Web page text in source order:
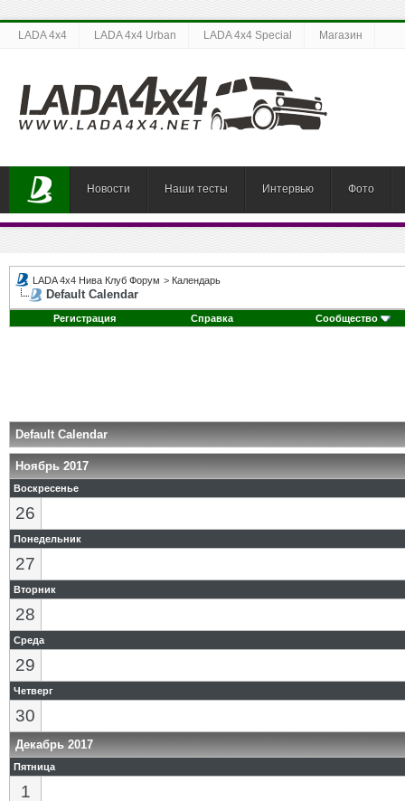
LADA 4x4 LADA 4x4 Urban LADA 4x4 Special Магазин
Новости Наши тесты Интервью Фото
LADA 4x4 Нива Клуб Форум > Календарь
Default Calendar
Регистрация Справка Сообщество
Default Calendar
Ноябрь 2017
Воскресенье
26
Понедельник
27
Вторник
28
Среда
29
Четверг
30
Декабрь 2017
Пятница
1